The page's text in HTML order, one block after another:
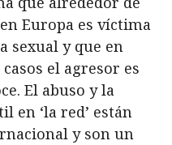
Europa es víctima
sexual y que en
el agresor es
El abuso y la
en ‘la red’ están
y son un